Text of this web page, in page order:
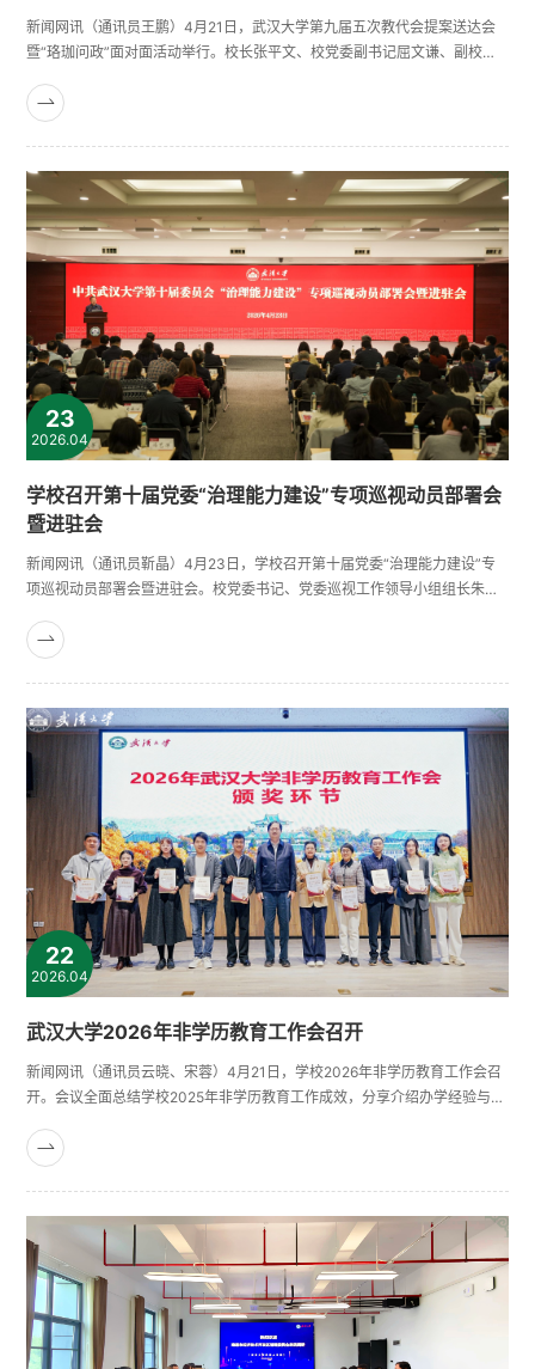
新闻网讯（通讯员王鹏）4月21日，武汉大学第九届五次教代会提案送达会
暨“珞珈问政”面对面活动举行。校长张平文、校党委副书记屈文谦、副校长
才培养、行政管理、后勤服务、民生工程、师资队伍、学科建设、校园文化
七个类别。经提案工作委员会研究，决定立案58件，由16个职能部门承办，
其余20件转为工作建议，交由相关部门回复落实。为进一步发挥提案在学
校......
23
2026.04
学校召开第十届党委“治理能力建设”专项巡视动员部署会
暨进驻会
新闻网讯（通讯员靳晶）4月23日，学校召开第十届党委“治理能力建设”专
项巡视动员部署会暨进驻会。校党委书记、党委巡视工作领导小组组长朱孔
委常委、校长助理出席会议。党委巡视工作领导小组成员单位负责人、巡视
组全体成员、被巡视单位主要负责人及联络员、党委巡视办同志参加会议。
会议由万清祥主持。朱孔军作动员讲话。他指出，要深入学习贯彻习近平
总......
22
2026.04
武汉大学2026年非学历教育工作会召开
新闻网讯（通讯员云晓、宋蓉）4月21日，学校2026年非学历教育工作会召
开。会议全面总结学校2025年非学历教育工作成效，分享介绍办学经验与校
威出席会议。会上，非学历教育管理办公室负责人作《2026年武汉大学非学
历教育工作报告》，系统回顾工作成效、梳理问题短板，明确2026年度发展
思路与重点任务。土木建筑工程学院围绕监理职业资格培训项目作实践分